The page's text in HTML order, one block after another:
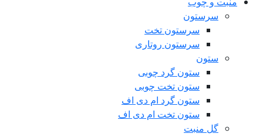
سرستون
سرستون تخت
سرستون روتاری
ستون
ستون گرد چوبی
ستون تخت چوبی
ستون گرد ام دی اف
ستون تخت ام دی اف
گل منبت